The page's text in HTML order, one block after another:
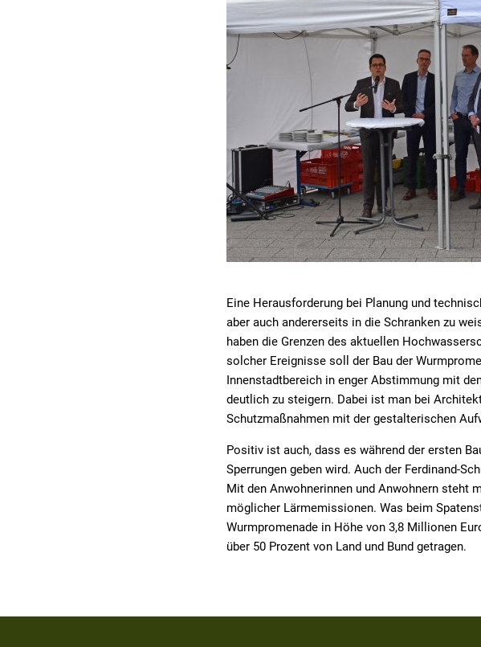
Eine Herausforderung bei Planung und
aber auch andererseits in die Schranken zu
haben die Grenzen des aktuellen
solcher Ereignisse soll der Bau der
Innenstadtbereich in enger Abstimmung mit
deutlich zu steigern. Dabei ist man bei
Schutzmaßnahmen mit der gestalterischen
Positiv ist auch, dass es während der ersten
Sperrungen geben wird. Auch der Ferdinand-
Mit den Anwohnerinnen und Anwohnern steht
möglicher Lärmemissionen. Was beim
Wurmpromenade in Höhe von 3,8 Millionen
über 50 Prozent von Land und Bund getragen.